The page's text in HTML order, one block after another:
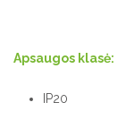
Apsaugos klasė:
IP20